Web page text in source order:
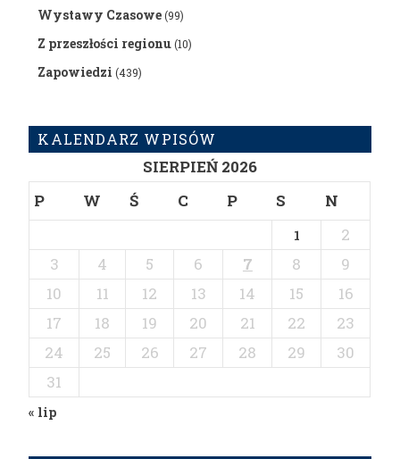
Wystawy Czasowe(99)
Z przeszłości regionu(10)
Zapowiedzi (439)
KALENDARZ WPISÓW
SIERPIEŃ 2026
P
W Ś C P S N
1
2
3
4 5 6 7 8
9
10
11 12 13 14 15
16
17
18 19 20 21 22
23
24
25 26 27 28 29
30
31
« lip